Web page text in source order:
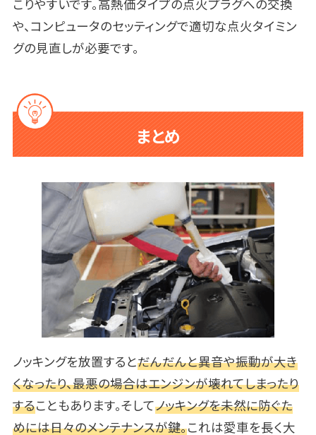
こりやすいです。高熱価タイプの点火プラグへの交換
や、コンピュータのセッティングで適切な点火タイミン
グの見直しが必要です。
まとめ
ノッキングを放置するとだんだんと異音や振動が大き
くなったり、最悪の場合はエンジンが壊れてしまったり
することもあります。そしてノッキングを未然に防ぐた
めには日々のメンテナンスが鍵。これは愛車を長く大